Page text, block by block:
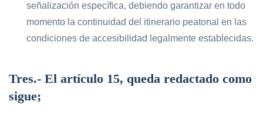
señalización específica, debiendo garantizar en todo
momento la continuidad del itinerario peatonal en las
condiciones de accesibilidad legalmente establecidas.
Tres.- El artículo 15, queda redactado como
sigue;